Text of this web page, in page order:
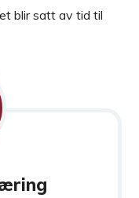
blir satt av tid til